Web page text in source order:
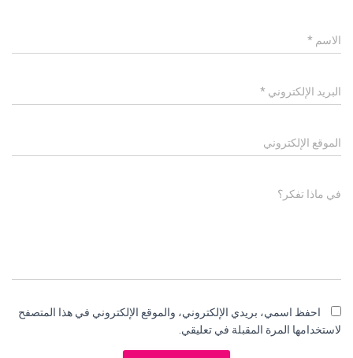
الاسم *
البريد الإلكتروني *
الموقع الإلكتروني
في ماذا تفكر؟
احفظ اسمي، بريدي الإلكتروني، والموقع الإلكتروني في هذا المتصفح
لاستخدامها المرة المقبلة في تعليقي.